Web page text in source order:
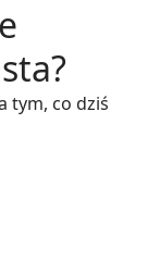
tym, co dziś